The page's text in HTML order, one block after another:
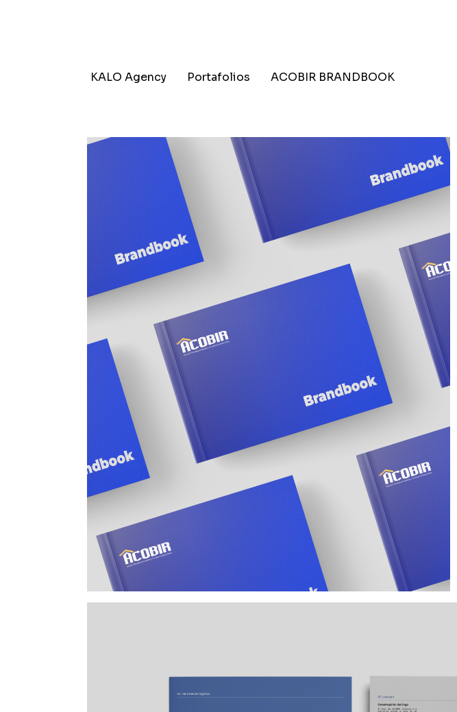
KALO Agency Portafolios ACOBIR BRANDBOOK